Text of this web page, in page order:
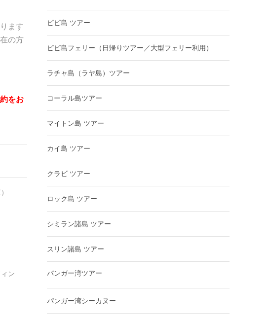
ピピ島 ツアー
ピピ島フェリー（日帰りツアー／大型フェリー利用）
ラチャ島（ラヤ島）ツアー
コーラル島ツアー
マイトン島 ツアー
カイ島 ツアー
クラビ ツアー
ロック島 ツアー
シミラン諸島 ツアー
スリン諸島 ツアー
パンガー湾ツアー
パンガー湾シーカヌー
ます
の方
をお
ン